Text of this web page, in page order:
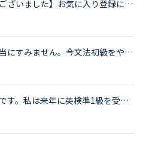
【解決しました、ありがとうございました】お気に入り登録について最近講師検索をしているときに、お気に入り登録していたはず先生が登録済みの表示になっていないことがありふと疑問に思ったのですが、講師の方...
ものすごく初歩的な質問で本当にすみません。今文法初級をやっているのですが、分からないところがあったので教えていただきたいです。No, we didn't because it cost a lot to get in.(いや、見なかったわ。入場...
英作文と添削についての質問です。私は来年に英検準1級を受験する予定で、最近市販のテキストでライティング練習を始めました。スコアを取るためにはシンプルでも明確正確である事が大事だと思うものの、自分の英...